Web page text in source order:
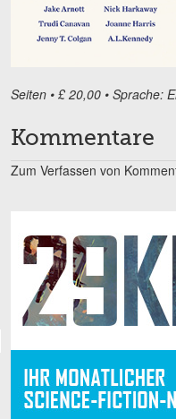
Seiten • £ 20,00 • Sprache:
Kommentare
Zum Verfassen von